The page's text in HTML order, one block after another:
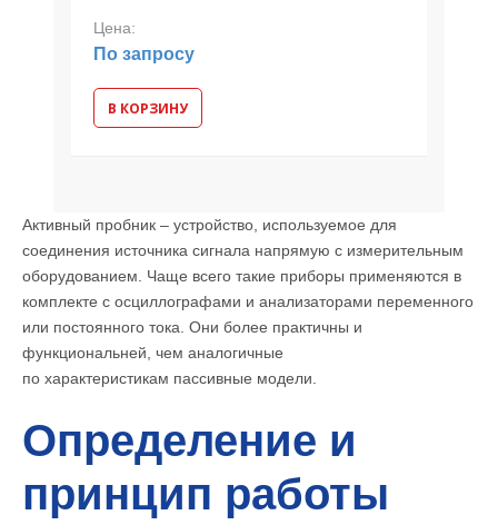
Цена:
По запросу
В КОРЗИНУ
Активный пробник – устройство, используемое для
соединения источника сигнала напрямую с измерительным
оборудованием. Чаще всего такие приборы применяются в
комплекте с осциллографами и анализаторами переменного
или постоянного тока. Они более практичны и
функциональней, чем аналогичные
по характеристикам пассивные модели.
Определение и
принцип работы